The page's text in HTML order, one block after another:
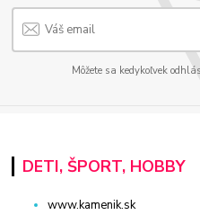
Môžete sa kedykoľvek
DETI, ŠPORT, HOBBY
www.kamenik.sk